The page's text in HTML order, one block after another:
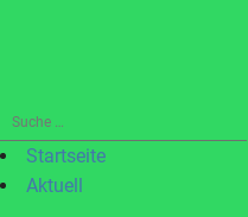
Suche
nach:Startseite
Aktuell